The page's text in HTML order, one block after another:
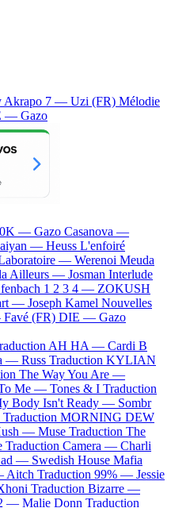
Akrapo 7 — Uzi (FR) Mélodie
— Gazo
— Gazo Casanova —
— Heuss L'enfoiré
— Werenoi Meuda
Ailleurs — Josman Interlude
1 2 3 4 — ZOKUSH
— Joseph Kamel Nouvelles
Favé (FR) DIE — Gazo
AH HA — Cardi B
— Russ Traduction KYLIAN
The Way You Are —
Me — Tones & I Traduction
Body Isn't Ready — Sombr
Traduction MORNING DEW
— Muse Traduction The
Traduction Camera — Charli
— Swedish House Mafia
Aitch Traduction 99% — Jessie
Traduction Bizarre —
2 — Malie Donn Traduction